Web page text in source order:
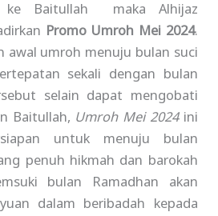
ke Baitullah maka Alhijaz
Promo Umroh Mei 2024.
awal umroh menuju bulan suci
sekali dengan bulan
selain dapat mengobati
Baitullah, Umroh Mei 2024ini
untuk menuju bulan
penuh hikmah dan barokah
bulan Ramadhan akan
dalam beribadah kepada